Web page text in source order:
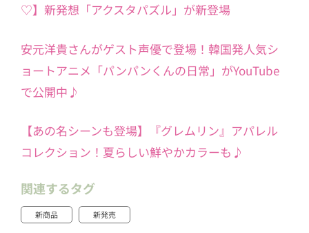
♡】新発想「アクスタパズル」が新登場
安元洋貴さんがゲスト声優で登場！韓国発人気シ
ョートアニメ「パンパンくんの日常」がYouTube
で公開中♪
【あの名シーンも登場】『グレムリン』アパレル
コレクション！夏らしい鮮やかカラーも♪
関連するタグ
新商品 新発売